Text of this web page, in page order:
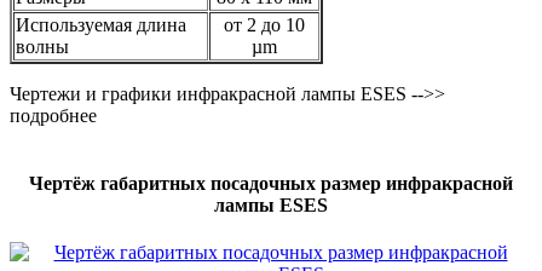
Используемая длина
волны
от 2 до 10
µm
Чертежи и графики инфракрасной лампы ESES -->>
подробнее
Чертёж габаритных посадочных размер инфракрасной
лампы ESES